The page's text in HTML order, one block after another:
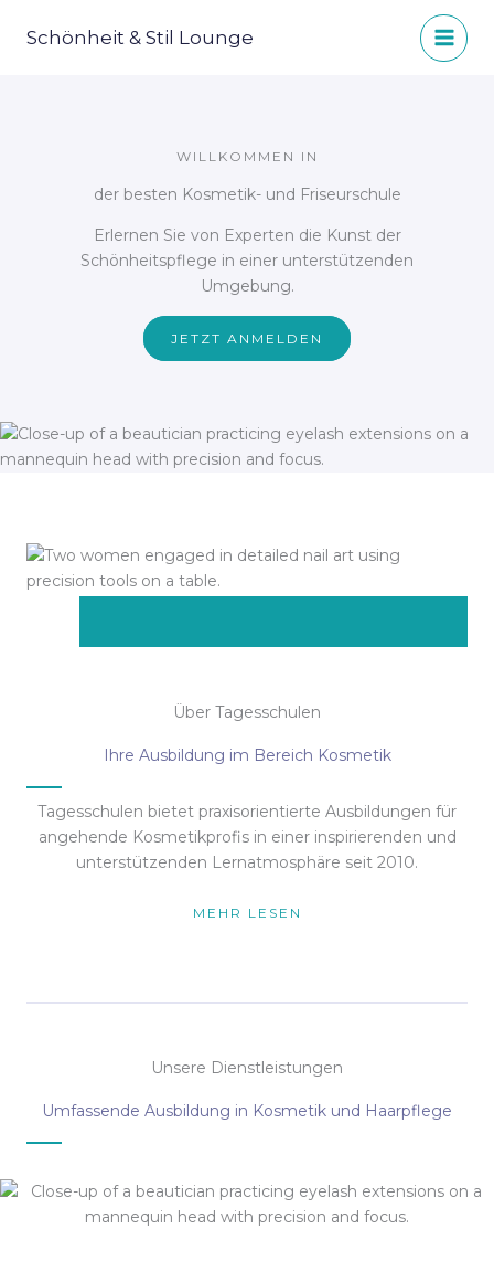
InhaltSchönheit & Stil Lounge
WILLKOMMEN IN
der besten Kosmetik- und Friseurschule
Erlernen Sie von Experten die Kunst der
Schönheitspflege in einer unterstützenden
Umgebung.
JETZT ANMELDEN
Über Tagesschulen
Ihre Ausbildung im Bereich Kosmetik
Tagesschulen bietet praxisorientierte Ausbildungen für
angehende Kosmetikprofis in einer inspirierenden und
unterstützenden Lernatmosphäre seit 2010.
MEHR LESEN
Unsere Dienstleistungen
Umfassende Ausbildung in Kosmetik und Haarpflege